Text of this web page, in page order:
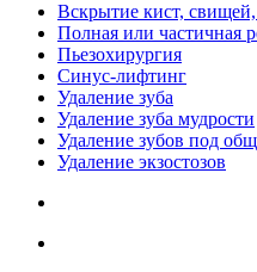
Вскрытие кист,
Полная или частичная
Пьезохирургия
Синус-лифтинг
Удаление зуба
Удаление зуба мудрости
Удаление зубов под
Удаление экзостозов